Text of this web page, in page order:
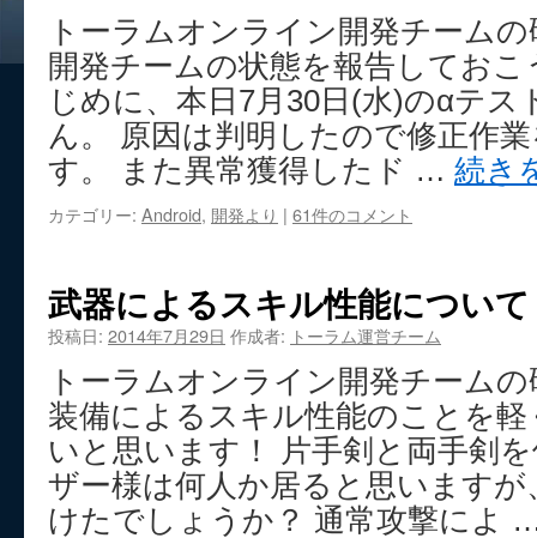
トーラムオンライン開発チーム
開発チームの状態を報告してお
じめに、本日7月30日(水)のαテス
ん。 原因は判明したので修正作
す。 また異常獲得したド … 続き
カテゴリー: Android, 開発より | 61件のコメント
武器によるスキル性能について
投稿日: 2014年7月29日 作成者: トーラム運営チーム
トーラムオンライン開発チーム
装備によるスキル性能のことを
いと思います！ 片手剣と両手剣
ザー様は何人か居ると思います
けたでしょうか？ 通常攻撃によ